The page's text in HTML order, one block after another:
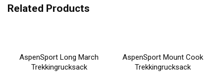
Related Products
AspenSport Long March
Trekkingrucksack
AspenSport Mount Cook
Trekkingrucksack